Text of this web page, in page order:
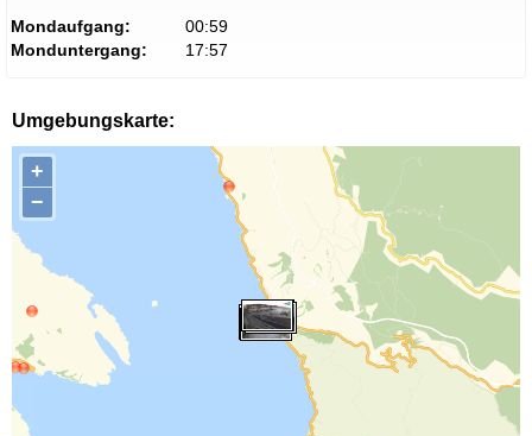
Mondaufgang:
00:59
Monduntergang:
17:57
Umgebungskarte:
+
−